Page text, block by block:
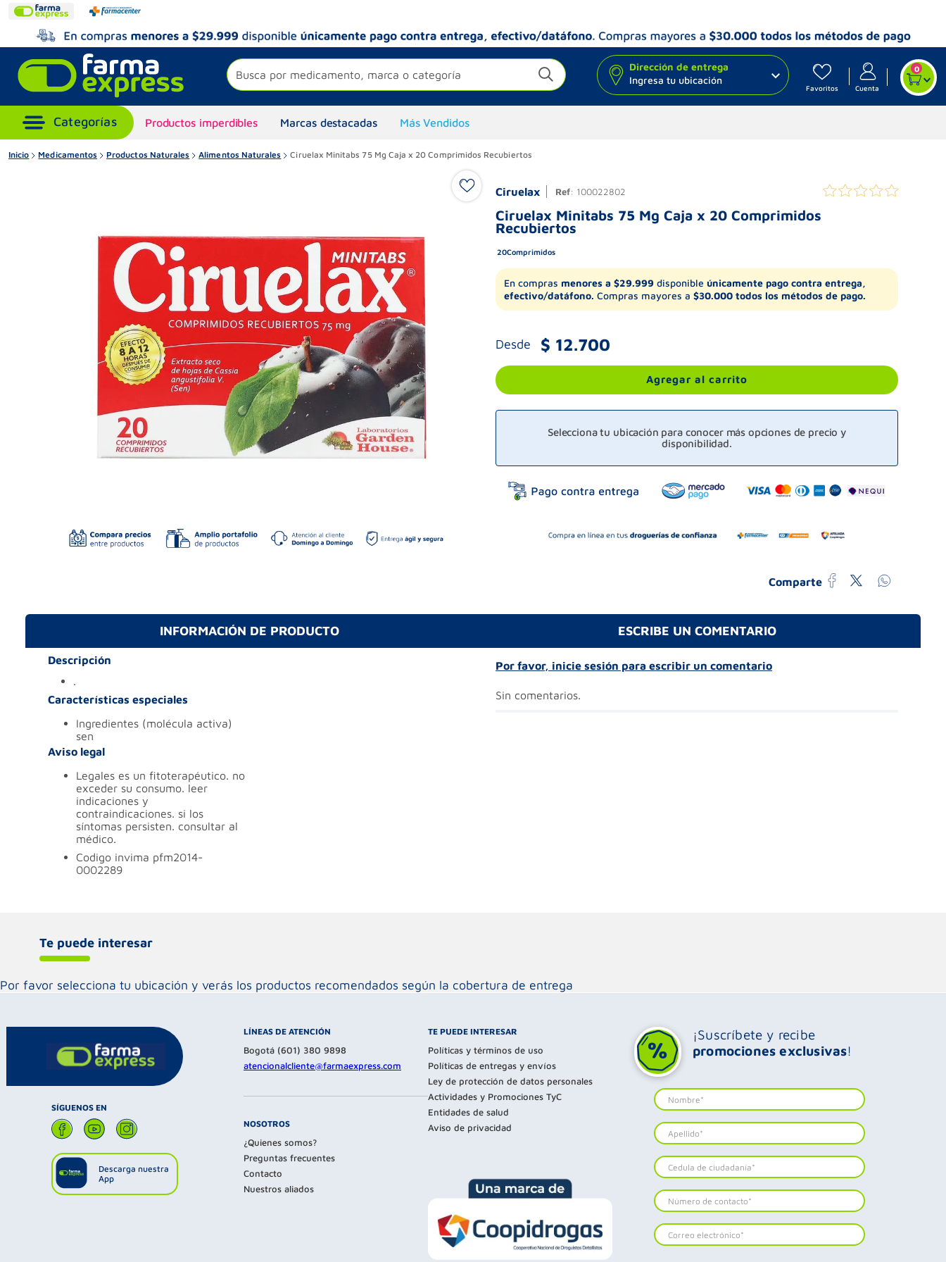
Busca por medicamento, marca o categoría
Dirección de entrega
Ingresa tu ubicación
Favoritos Cuenta
0
Productos imperdibles Marcas destacadas Más Vendidos
Inicio Medicamentos Productos Naturales Alimentos Naturales Ciruelax Minitabs 75 Mg Caja x 20 Comprimidos Recubiertos
Ciruelax Ref: 100022802
Ciruelax Minitabs 75 Mg Caja x 20 Comprimidos
Recubiertos
20Comprimidos
En compras menores a $29.999 disponible únicamente pago contra entrega,
efectivo/datáfono. Compras mayores a $30.000 todos los métodos de pago.
Desde $ 12.700
Agregar al carrito
Selecciona tu ubicación para conocer más opciones de precio y
disponibilidad.
Comparte
INFORMACIÓN DE PRODUCTO
Descripción
.
Características especiales
ingredientes (molécula activa)
sen
Aviso legal
legales es un fitoterapéutico. no
exceder su consumo. leer
indicaciones y
contraindicaciones. si los
síntomas persisten. consultar al
médico.
codigo invima pfm2014-
0002289
ESCRIBE UN COMENTARIO
Por favor, inicie sesión para escribir un comentario
Sin comentarios.
Te puede interesar
Por favor selecciona tu ubicación y verás los productos recomendados según la cobertura de entrega
SÍGUENOS EN
Descarga nuestra
App
LÍNEAS DE ATENCIÓN
Bogotá (601) 380 9898
atencionalcliente@farmaexpress.com
NOSOTROS
¿Quienes somos?
Preguntas frecuentes
Contacto
Nuestros aliados
TE PUEDE INTERESAR
Políticas y términos de uso
Políticas de entregas y envíos
Ley de protección de datos personales
Actividades y Promociones TyC
Entidades de salud
Aviso de privacidad
¡Suscríbete y recibe
promociones exclusivas!